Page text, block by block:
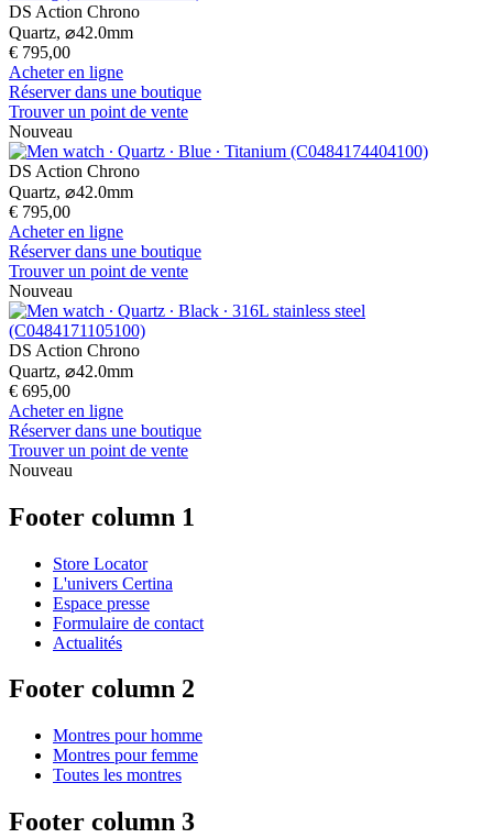
DS Action Chrono
Quartz, ⌀42.0mm
€ 795,00
Acheter en ligne
Réserver dans une boutique
Trouver un point de vente
Nouveau
DS Action Chrono
Quartz, ⌀42.0mm
€ 795,00
Acheter en ligne
Réserver dans une boutique
Trouver un point de vente
Nouveau
DS Action Chrono
Quartz, ⌀42.0mm
€ 695,00
Acheter en ligne
Réserver dans une boutique
Trouver un point de vente
Nouveau
Footer column 1
Store Locator
L'univers Certina
Espace presse
Formulaire de contact
Actualités
Footer column 2
Montres pour homme
Montres pour femme
Toutes les montres
Footer column 3